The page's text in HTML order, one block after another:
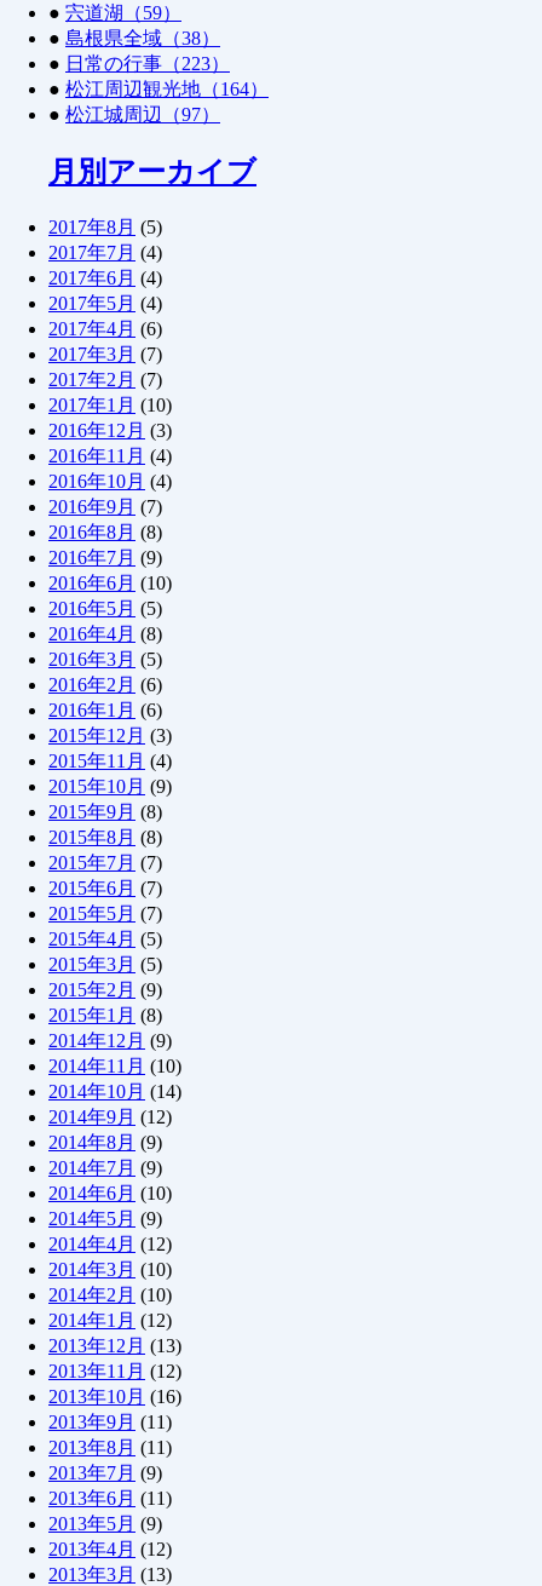
● 宍道湖（59）
● 島根県全域（38）
● 日常の行事（223）
● 松江周辺観光地（164）
● 松江城周辺（97）
月別アーカイブ
2017年8月 (5)
2017年7月 (4)
2017年6月 (4)
2017年5月 (4)
2017年4月 (6)
2017年3月 (7)
2017年2月 (7)
2017年1月 (10)
2016年12月 (3)
2016年11月 (4)
2016年10月 (4)
2016年9月 (7)
2016年8月 (8)
2016年7月 (9)
2016年6月 (10)
2016年5月 (5)
2016年4月 (8)
2016年3月 (5)
2016年2月 (6)
2016年1月 (6)
2015年12月 (3)
2015年11月 (4)
2015年10月 (9)
2015年9月 (8)
2015年8月 (8)
2015年7月 (7)
2015年6月 (7)
2015年5月 (7)
2015年4月 (5)
2015年3月 (5)
2015年2月 (9)
2015年1月 (8)
2014年12月 (9)
2014年11月 (10)
2014年10月 (14)
2014年9月 (12)
2014年8月 (9)
2014年7月 (9)
2014年6月 (10)
2014年5月 (9)
2014年4月 (12)
2014年3月 (10)
2014年2月 (10)
2014年1月 (12)
2013年12月 (13)
2013年11月 (12)
2013年10月 (16)
2013年9月 (11)
2013年8月 (11)
2013年7月 (9)
2013年6月 (11)
2013年5月 (9)
2013年4月 (12)
2013年3月 (13)